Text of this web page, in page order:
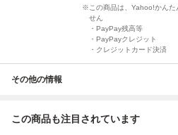
この商品は、Yahoo!かん
せん
・PayPay残高等
・PayPayクレジット
・クレジットカード決済
その他の情報
この商品も注目されています